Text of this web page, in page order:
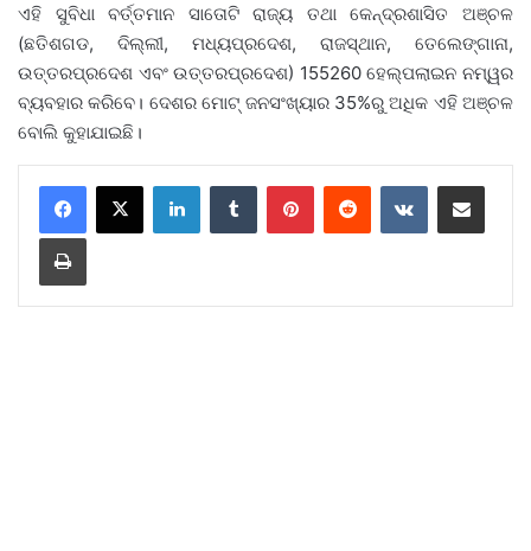
ଏହି ସୁବିଧା ବର୍ତ୍ତମାନ ସାତୋଟି ରାଜ୍ୟ ତଥା କେନ୍ଦ୍ରଶାସିତ ଅଞ୍ଚଳ
(ଛତିଶଗଡ, ଦିଲ୍ଲୀ, ମଧ୍ୟପ୍ରଦେଶ, ରାଜସ୍ଥାନ, ତେଲେଙ୍ଗାନା,
ଉତ୍ତରପ୍ରଦେଶ ଏବଂ ଉତ୍ତରପ୍ରଦେଶ) 155260 ହେଲ୍ପଲାଇନ ନମ୍ୱର
ବ୍ୟବହାର କରିବେ। ଦେଶର ମୋଟ୍ ଜନସଂଖ୍ୟାର 35%ରୁ ଅଧିକ ଏହି ଅଞ୍ଚଳ
ବୋଲି କୁହାଯାଇଛି।
LinkedInTumblr PinterestReddit VKontakteShare via Email
Print